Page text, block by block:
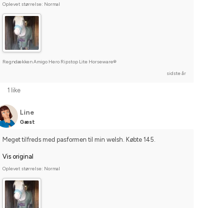
Oplevet størrelse: Normal
Regndækken Amigo Hero Ripstop Lite Horseware®
sidste år
1 like
Line
Gæst
Meget tilfreds med pasformen til min welsh. Købte 145.
Vis original
Oplevet størrelse: Normal